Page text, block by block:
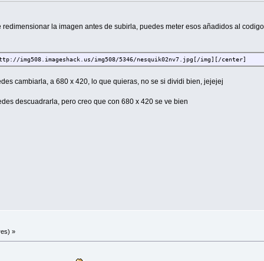
la imagen antes de subirla, puedes meter esos añadidos al codigo
img508.imageshack.us/img508/5346/nesquik02nv7.jpg[/img][/center]
cambiarla, a 680 x 420, lo que quieras, no se si dividi bien, jejejej
descuadrarla, pero creo que con 680 x 420 se ve bien
»